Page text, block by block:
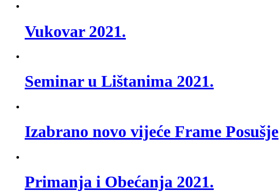
Vukovar 2021.
Seminar u Lištanima 2021.
Izabrano novo vijeće Frame Posušje
Primanja i Obećanja 2021.